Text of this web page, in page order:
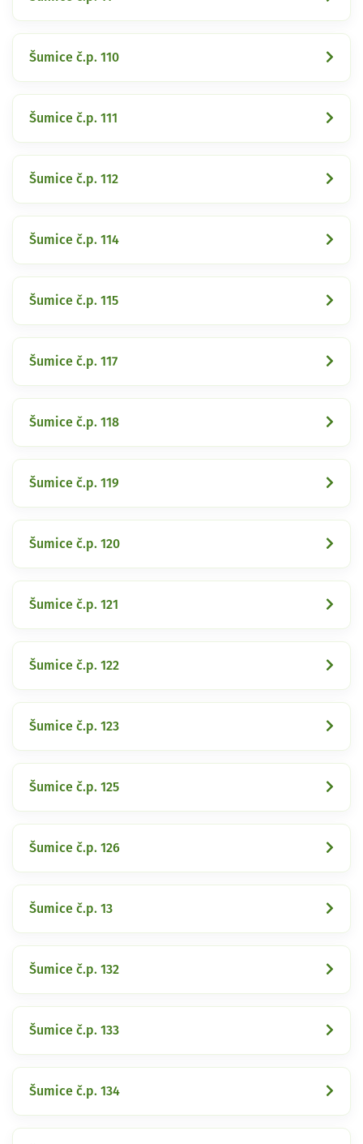
Šumice č.p. 110
Šumice č.p. 111
Šumice č.p. 112
Šumice č.p. 114
Šumice č.p. 115
Šumice č.p. 117
Šumice č.p. 118
Šumice č.p. 119
Šumice č.p. 120
Šumice č.p. 121
Šumice č.p. 122
Šumice č.p. 123
Šumice č.p. 125
Šumice č.p. 126
Šumice č.p. 13
Šumice č.p. 132
Šumice č.p. 133
Šumice č.p. 134